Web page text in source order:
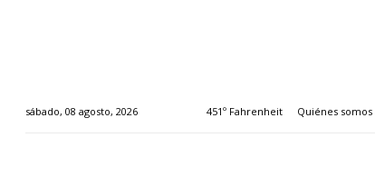
sábado, 08 agosto, 2026 451º Fahrenheit Quiénes somos